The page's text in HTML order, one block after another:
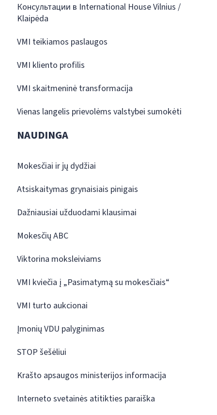
Консультации в International House Vilnius /
Klaipėda
VMI teikiamos paslaugos
VMI kliento profilis
VMI skaitmeninė transformacija
Vienas langelis prievolėms valstybei sumokėti
NAUDINGA
Mokesčiai ir jų dydžiai
Atsiskaitymas grynaisiais pinigais
Dažniausiai užduodami klausimai
Mokesčių ABC
Viktorina moksleiviams
VMI kviečia į „Pasimatymą su mokesčiais“
VMI turto aukcionai
Įmonių VDU palyginimas
STOP šešėliui
Krašto apsaugos ministerijos informacija
Interneto svetainės atitikties paraiška